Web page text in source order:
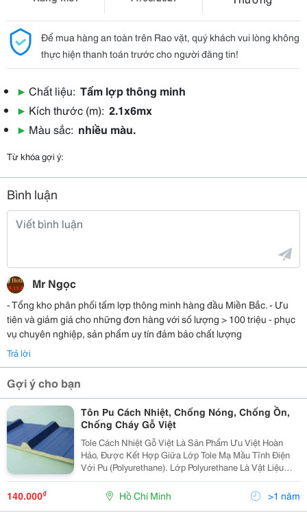
Để mua hàng an toàn trên Rao vặt, quý khách vui lòng không
thực hiện thanh toán trước cho người đăng tin!
▶ Chất liệu: Tấm lợp thông minh
▶ Kích thước (m): 2.1x6mx
▶ Màu sắc: nhiều màu.
Từ khóa gợi ý:
Bình luận
Mr Ngọc
- Tổng kho phân phối tấm lợp thông minh hàng đầu Miền Bắc. - Ưu
tiên và giảm giá cho những đơn hàng với số lượng > 100 triệu - phục
vụ chuyên nghiệp, sản phẩm uy tín đảm bảo chất lượng
Trả lời
Gợi ý cho bạn
Tôn Pu Cách Nhiệt, Chống Nóng, Chống Ồn,
Chống Cháy Gỗ Việt
Tole Cách Nhiệt Gỗ Việt Là Sản Phẩm Ưu Việt Hoàn
Hảo, Được Kết Hợp Giữa Lớp Tole Mạ Mầu Tĩnh Điện
Với Pu (Polyurethane). Lớp Polyurethane Là Vật Liệu
Cách Âm Cách Nhiệt Có Các Tính Năng Ưu Việt Và Nổi
Trội So Với Các Sản Phẩm Cách Âm Cách Nhiệt Truyề
140.000₫ Hồ Chí Minh >1 năm